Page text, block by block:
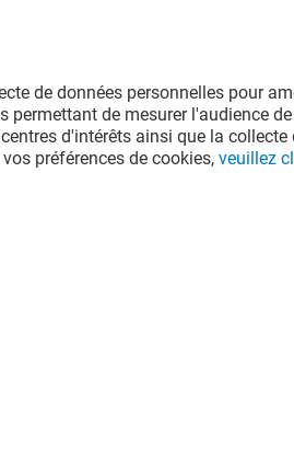
de données personnelles pour
permettant de mesurer l'audience
d'intérêts ainsi que la collecte
préférences de cookies, veuillez